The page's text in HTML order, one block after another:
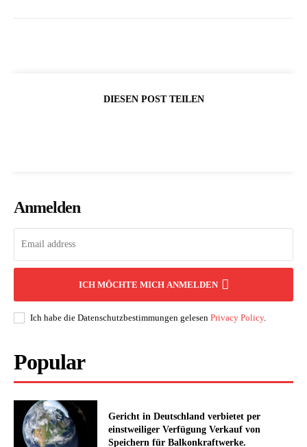
DIESEN POST TEILEN
Anmelden
ICH MÖCHTE MICH ANMELDEN
Ich habe die Datenschutzbestimmungen gelesen Privacy Policy.
Popular
Gericht in Deutschland verbietet per
einstweiliger Verfügung Verkauf von
Speichern für Balkonkraftwerke.